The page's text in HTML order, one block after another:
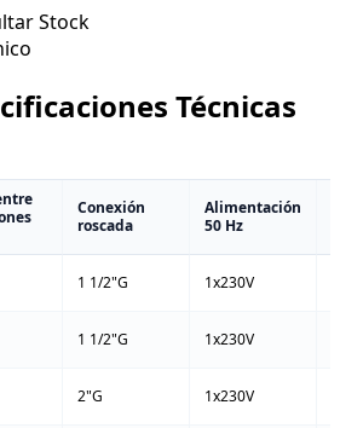
Stock
Técnicas
Conexión
roscada
Alimentación
50 Hz
1 1/2"G 1x230V
1 1/2"G 1x230V
2"G 1x230V